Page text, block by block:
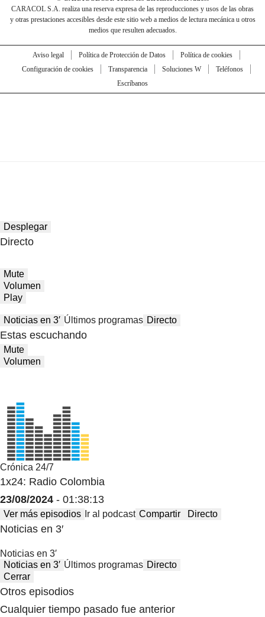
CARACOL S.A. realiza una reserva expresa de las reproducciones y usos de las obras
y otras prestaciones accesibles desde este sitio web a medios de lectura mecánica u otros
medios que resulten adecuados.
Aviso legal Política de Protección de Datos
Política de cookies
Configuración de cookies
Transparencia Soluciones W
Teléfonos
Escríbanos
Desplegar
Directo
Mute
Volumen
Play
Noticias en 3′ Últimos programas Directo
Estas escuchando
Mute
Volumen
Crónica 24/7
1x24: Radio Colombia
23/08/2024 - 01:38:13
Ver más episodios Ir al podcast Compartir Directo
Noticias en 3′
Noticias en 3′
Noticias en 3′ Últimos programas Directo
Cerrar
Otros episodios
Cualquier tiempo pasado fue anterior